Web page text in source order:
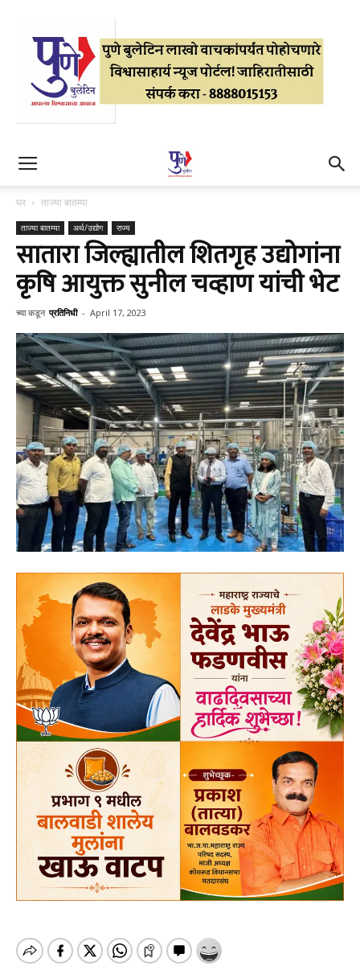
घर ताज्या बातम्या
ताज्या बातम्या अर्थ/उद्योग राज्य
सातारा जिल्ह्यातील शितगृह उद्योगांना
कृषि आयुक्त सुनील चव्हाण यांची भेट
च्या कडून प्रतिनिधी - April 17, 2023